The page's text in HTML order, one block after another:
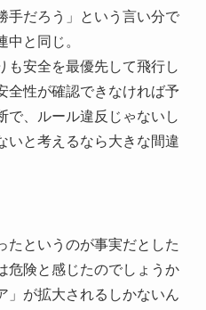
手だろう」という言い分で
と同じ。
も安全を最優先して飛行し
全性が確認できなければ予
で、ルール違反じゃないし
いと考えるなら大きな間違
たというのが事実だとした
危険と感じたのでしょうか
」が拡大されるしかないん